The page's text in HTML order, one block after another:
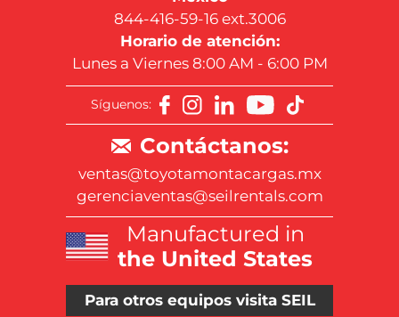
844-416-59-16 ext.3006
Horario de atención:
Lunes a Viernes 8:00 AM - 6:00 PM
Síguenos:
Contáctanos:
ventas@toyotamontacargas.mx
gerenciaventas@seilrentals.com
Manufactured in
the United States
Para otros equipos visita SEIL